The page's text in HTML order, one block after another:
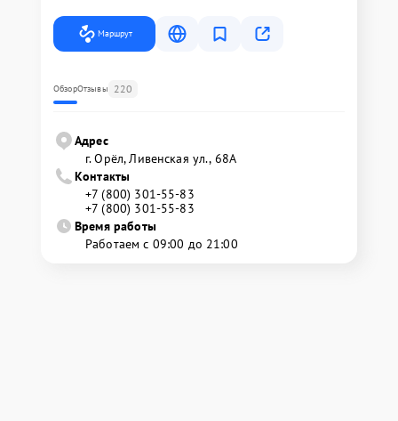
Маршрут
ОбзорОтзывы 220
Адрес
г. Орёл, Ливенская ул., 68А
Контакты
+7 (800) 301-55-83
+7 (800) 301-55-83
Время работы
Работаем с 09:00 до 21:00